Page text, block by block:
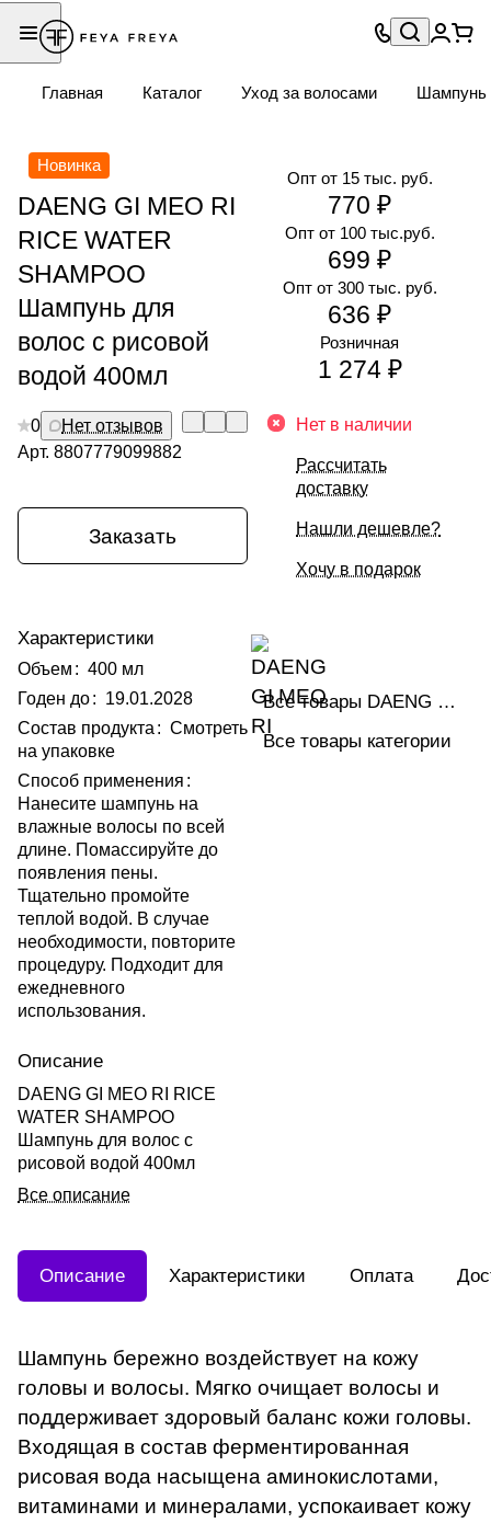
Главная Каталог Уход за волосами Шампунь
Новинка
DAENG GI MEO RI
RICE WATER
SHAMPOO
Шампунь для
волос с рисовой
водой 400мл
0
Нет отзывов
Арт. 8807779099882
Заказать
Характеристики
Объем : 400 мл
Годен до: 19.01.2028
Состав продукта : Смотреть
на упаковке
Способ применения :
Нанесите шампунь на
влажные волосы по всей
длине. Помассируйте до
появления пены.
Тщательно промойте
теплой водой. В случае
необходимости, повторите
процедуру. Подходит для
ежедневного
использования.
Описание
DAENG GI MEO RI RICE
WATER SHAMPOO
Шампунь для волос с
рисовой водой 400мл
Все описание
Опт от 300 тыс. руб.
636 ₽
Опт от 15 тыс. руб.
770 ₽
Опт от 100 тыс.руб.
699 ₽
Розничная
1 274 ₽
Нет в наличии
Рассчитать
доставку
Нашли дешевле?
Хочу в подарок
Все товары DAENG GI MEO RI
Все товары категории
Описание Характеристики Оплата
Шампунь бережно воздействует на кожу
головы и волосы. Мягко очищает волосы и
поддерживает здоровый баланс кожи головы.
Входящая в состав ферментированная
рисовая вода насыщена аминокислотами,
витаминами и минералами, успокаивает кожу